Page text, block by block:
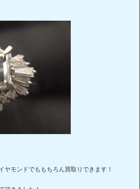
ヤモンドでももちろん買取りできます！